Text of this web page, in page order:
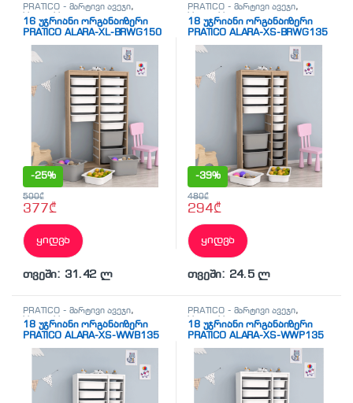
PRATICO - მარტივი ავეჯი,
სხვადასხვა
16 უჯრიანი ორგანაიზერი
PRATICO ALARA-XL-BRWG150
ყავისფერი თეთრი-
ნაცრისფერი უჯრებით
(89/29.6/137.8სმ)
-25%
377₾
500₾
ყიდვა
თვეში: 31.42 ლ
PRATICO - მარტივი ავეჯი,
სხვადასხვა
18 უჯრიანი ორგანაიზერი
PRATICO ALARA-XS-BRWG135
ყავისფერი თეთრი-
ნაცრისფერი უჯრებით
(69/29.6/137.8სმ)
-39%
294₾
480₾
ყიდვა
თვეში: 24.5 ლ
PRATICO - მარტივი ავეჯი,
სხვადასხვა
18 უჯრიანი ორგანაიზერი
PRATICO ALARA-XS-WWB135
თეთრი თეთრი-ლურჯი
უჯრებით (69/29.6/137.8სმ)
PRATICO - მარტივი ავეჯი,
სხვადასხვა
18 უჯრიანი ორგანაიზერი
PRATICO ALARA-XS-WWP135
თეთრი თეთრი-ვარდისფერი
უჯრებით (69/29.6/137.8სმ)